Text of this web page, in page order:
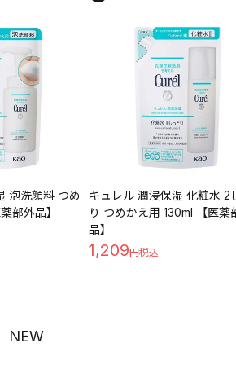
泡洗顔料 つめ
部外品】
キュレル 潤浸保湿 化粧水 2
り つめかえ用 130ml 【医薬
品】
1,209
NEW